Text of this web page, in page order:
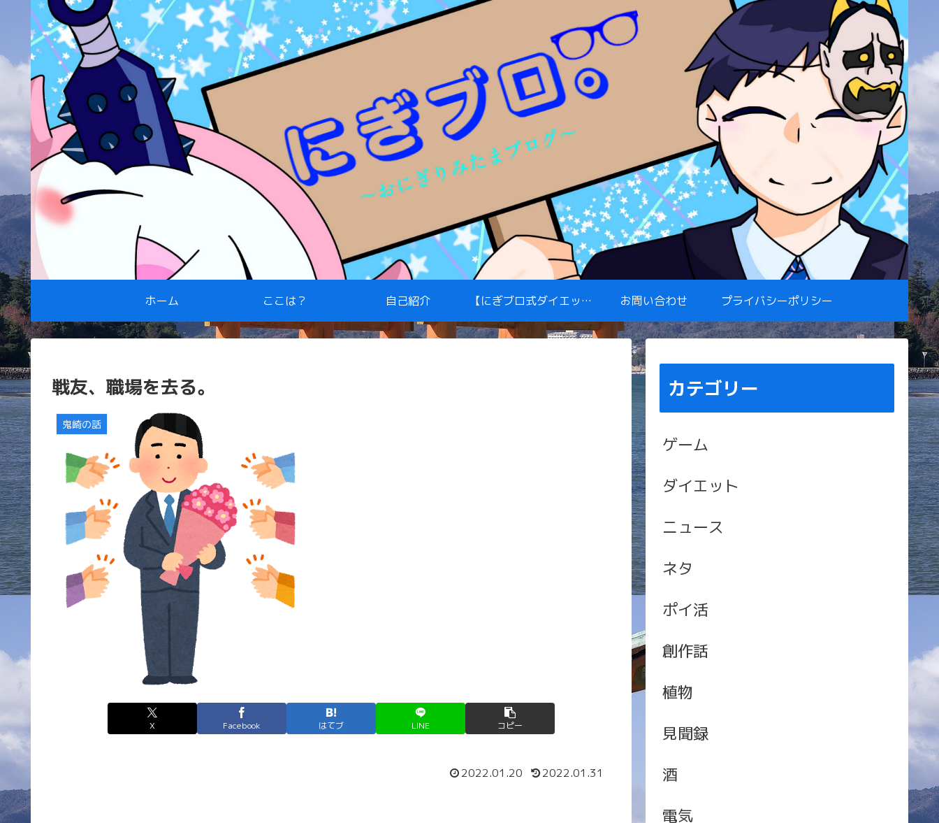
ホーム ここは？ 自己紹介 【にぎブロ式ダイエット】 お問い合わせ プライバシーポリシー
戦友、職場を去る。
鬼崎の話
X Facebook はてブ LINE コピー
2022.01.20 2022.01.31
カテゴリー
ゲーム
ダイエット
ニュース
ネタ
ポイ活
創作話
植物
見聞録
酒
電気